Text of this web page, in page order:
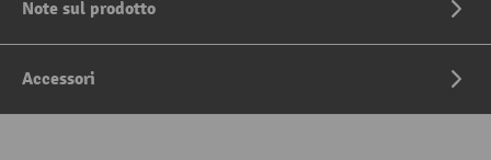
Note sul prodotto
Accessori